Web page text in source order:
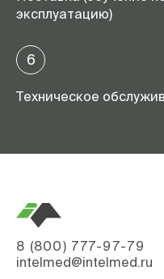
эксплуатацию)
6
Техническое
8 (800) 777-97-79
intelmed@intelmed.ru